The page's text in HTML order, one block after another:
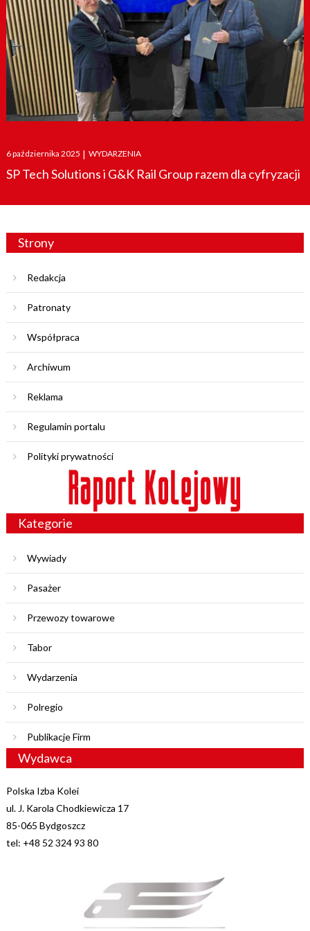
Posted
on
6 października 2025 | WYDARZENIA
SP Tech Solutions i G&K Rail Group razem dla cyfryzacji
Strony
Redakcja
Patronaty
Współpraca
Archiwum
Reklama
Regulamin portalu
Polityki prywatności
Kategorie
Wywiady
Pasażer
Przewozy towarowe
Tabor
Wydarzenia
Polregio
Publikacje Firm
Wydawca
Polska Izba Kolei
ul. J. Karola Chodkiewicza 17
85-065 Bydgoszcz
tel: +48 52 324 93 80